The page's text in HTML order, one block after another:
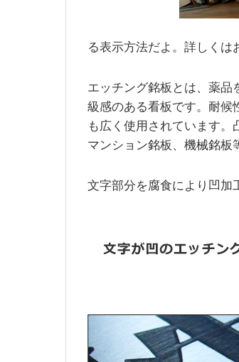
る表示方法だよ。詳しくは
エッチング銘板とは、 薬品
級感のある看板です。 耐候
も広く使用されています
マンション銘板、機械銘板
文字部分を腐食により凹加